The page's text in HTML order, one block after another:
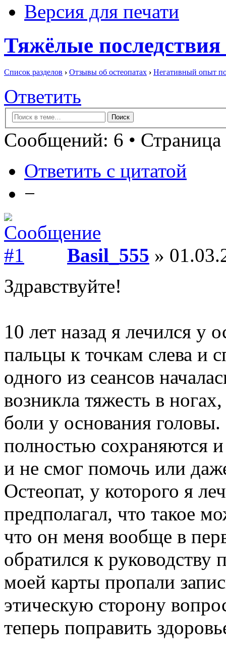
Версия для печати
Тяжёлые последствия
Список разделов › Отзывы об остеопатах › Негативный опыт
Ответить
Сообщений: 6 • Страница
Ответить с цитатой
−
Basil_555 »
Здравствуйте!
10 лет назад я лечился у
пальцы к точкам слева и
одного из сеансов
возникла тяжесть в
боли у основания
полностью сохраняются
и не смог помочь или
Остеопат, у которого я
предполагал, что такое
что он меня вообще в
обратился к руководству
моей карты пропали
этическую сторону
теперь поправить